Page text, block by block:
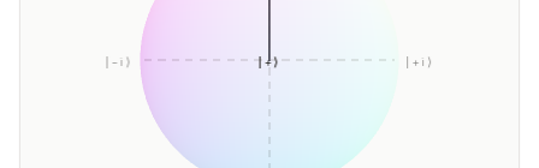
|+⟩
|−⟩ |+i⟩
|−i⟩